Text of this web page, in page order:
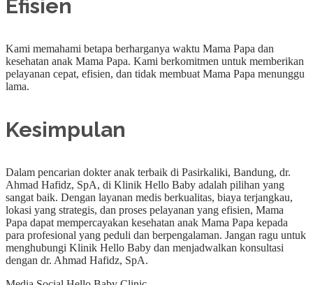
Efisien
Kami memahami betapa berharganya waktu Mama Papa dan
kesehatan anak Mama Papa. Kami berkomitmen untuk memberikan
pelayanan cepat, efisien, dan tidak membuat Mama Papa menunggu
lama.
Kesimpulan
Dalam pencarian dokter anak terbaik di Pasirkaliki, Bandung, dr.
Ahmad Hafidz, SpA, di Klinik Hello Baby adalah pilihan yang
sangat baik. Dengan layanan medis berkualitas, biaya terjangkau,
lokasi yang strategis, dan proses pelayanan yang efisien, Mama
Papa dapat mempercayakan kesehatan anak Mama Papa kepada
para profesional yang peduli dan berpengalaman. Jangan ragu untuk
menghubungi Klinik Hello Baby dan menjadwalkan konsultasi
dengan dr. Ahmad Hafidz, SpA.